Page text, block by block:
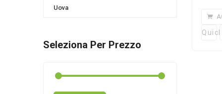
Uova
Seleziona Per Prezzo